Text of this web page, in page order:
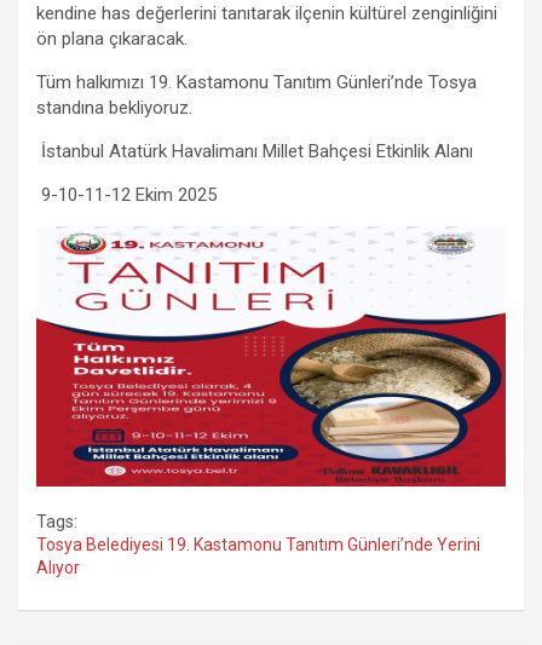
kendine has değerlerini tanıtarak ilçenin kültürel zenginliğini
ön plana çıkaracak.
Tüm halkımızı 19. Kastamonu Tanıtım Günleri’nde Tosya
standına bekliyoruz.
İstanbul Atatürk Havalimanı Millet Bahçesi Etkinlik Alanı
9-10-11-12 Ekim 2025
Tags:
Tosya Belediyesi 19. Kastamonu Tanıtım Günleri’nde Yerini
Alıyor